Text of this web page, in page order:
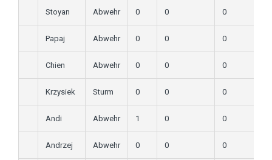
Stoyan Abwehr 0 0 0
Papaj Abwehr 0 0 0
Chien Abwehr 0 0 0
Krzysiek Sturm 0 0 0
Andi Abwehr 1 0 0
Andrzej Abwehr 0 0 0